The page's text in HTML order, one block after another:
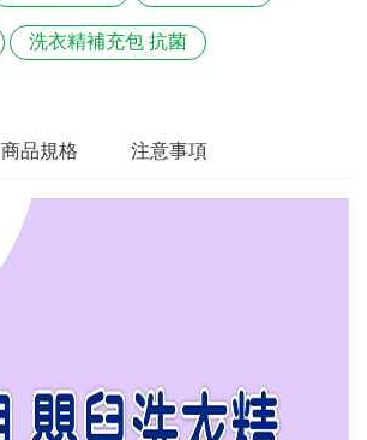
洗衣精補充包 抗菌
商品規格 注意事項